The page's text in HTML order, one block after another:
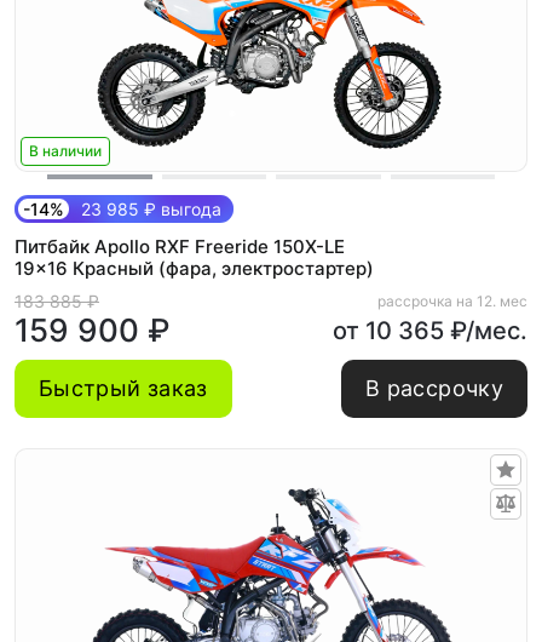
В наличии
-14% 23 985 ₽ выгода
Питбайк Apollo RXF Freeride 150X-LE
19x16 Красный (фара, электростартер)
183 885 ₽
159 900 ₽
рассрочка на 12. мес
от 10 365 ₽/мес.
Быстрый заказ В рассрочку